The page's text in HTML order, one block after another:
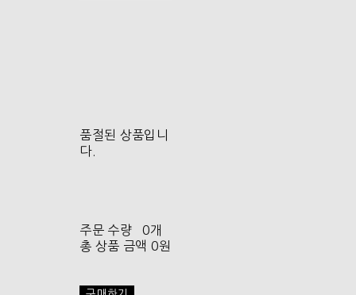
품절된 상품입니
다.
주문 수량
0개
총 상품 금액 0원